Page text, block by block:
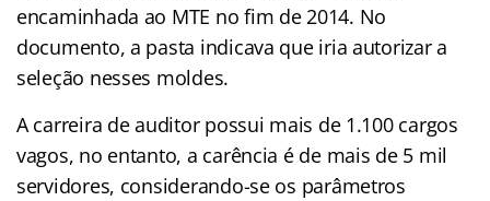
encaminhada ao MTE no fim de 2014. No
documento, a pasta indicava que iria autorizar a
seleção nesses moldes.
A carreira de auditor possui mais de 1.100 cargos
vagos, no entanto, a carência é de mais de 5 mil
servidores, considerando-se os parâmetros